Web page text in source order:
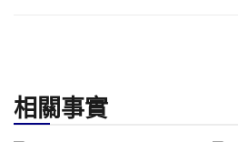
相關事實